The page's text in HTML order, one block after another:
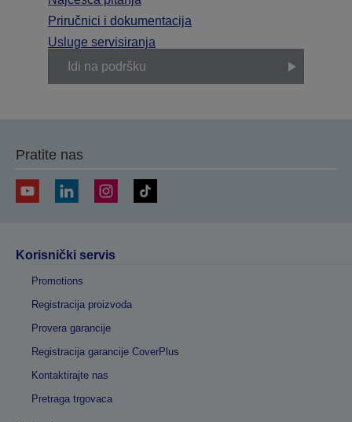
Priručnici i dokumentacija
Usluge servisiranja
Idi na podršku
Pratite nas
Korisnički servis
Promotions
Registracija proizvoda
Provera garancije
Registracija garancije CoverPlus
Kontaktirajte nas
Pretraga trgovaca